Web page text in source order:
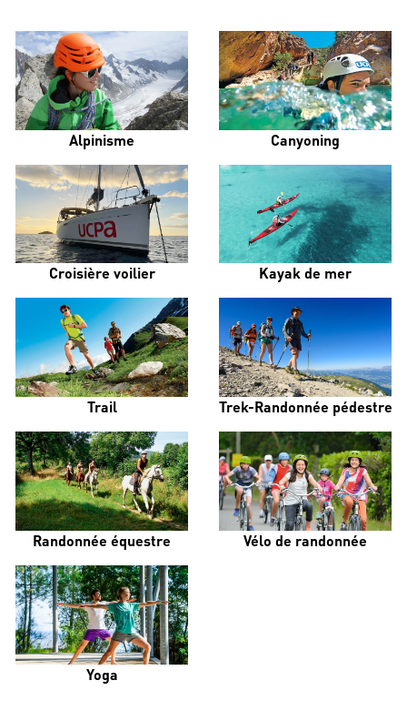
Alpinisme Canyoning
Croisière voilier Kayak de mer
Trail Trek-Randonnée pédestre
Randonnée équestre Vélo de randonnée
Yoga